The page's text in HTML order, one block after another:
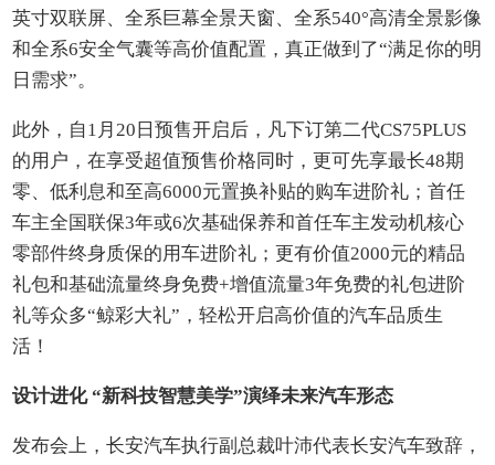
英寸双联屏、全系巨幕全景天窗、全系540°高清全景影像
和全系6安全气囊等高价值配置，真正做到了“满足你的明
日需求”。
此外，自1月20日预售开启后，凡下订第二代CS75PLUS
的用户，在享受超值预售价格同时，更可先享最长48期
零、低利息和至高6000元置换补贴的购车进阶礼；首任
车主全国联保3年或6次基础保养和首任车主发动机核心
零部件终身质保的用车进阶礼；更有价值2000元的精品
礼包和基础流量终身免费+增值流量3年免费的礼包进阶
礼等众多“鲸彩大礼”，轻松开启高价值的汽车品质生
活！
设计进化 “新科技智慧美学”演绎未来汽车形态
发布会上，长安汽车执行副总裁叶沛代表长安汽车致辞，